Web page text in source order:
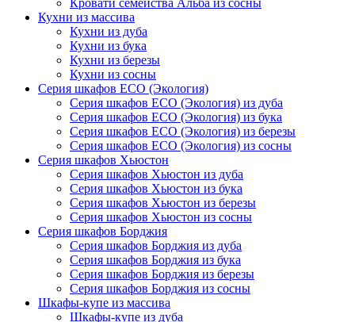
Кровати семейства Альба из сосны
Кухни из массива
Кухни из дуба
Кухни из бука
Кухни из березы
Кухни из сосны
Серия шкафов ECO (Экология)
Серия шкафов ECO (Экология) из дуба
Серия шкафов ECO (Экология) из бука
Серия шкафов ECO (Экология) из березы
Серия шкафов ECO (Экология) из сосны
Серия шкафов Хьюстон
Серия шкафов Хьюстон из дуба
Серия шкафов Хьюстон из бука
Серия шкафов Хьюстон из березы
Серия шкафов Хьюстон из сосны
Серия шкафов Борджия
Серия шкафов Борджия из дуба
Серия шкафов Борджия из бука
Серия шкафов Борджия из березы
Серия шкафов Борджия из сосны
Шкафы-купе из массива
Шкафы-купе из дуба